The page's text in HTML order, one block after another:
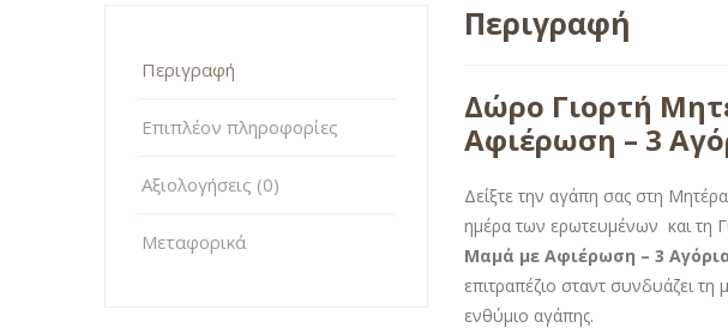
Περιγραφή
Επιπλέον πληροφορίες
Αξιολογήσεις (0)
Μεταφορικά
Περιγραφή
Δώρο Γιορτή
Αφιέρωση – 3
Δείξτε την αγάπη σας στη
ημέρα των ερωτευμένων και τη
Μαμά με Αφιέρωση – 3
επιτραπέζιο σταντ συνδυάζει
ενθύμιο αγάπης.